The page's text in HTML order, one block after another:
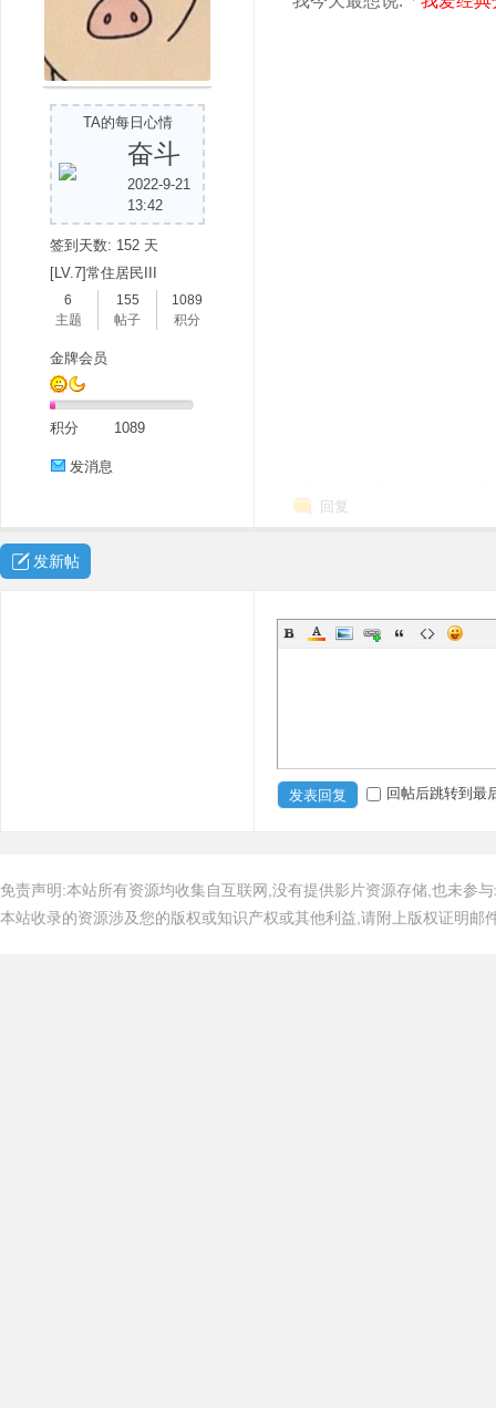
TA的每日心情
奋斗
2022-9-21
13:42
签到天数: 152 天
[LV.7]常住居民III
6
主题
155
帖子
1089
积分
金牌会员
积分 1089
发消息
回复
发新帖
发表回复 回帖后跳转到最
免责声明:本站所有资源均收集自互联网,没有提供影片资源存储,也未参
本站收录的资源涉及您的版权或知识产权或其他利益,请附上版权证明